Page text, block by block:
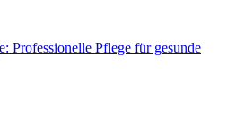
Professionelle Pflege für gesunde